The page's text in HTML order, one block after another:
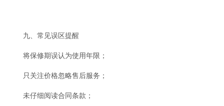
九、常见误区提醒
将保修期误认为使用年限；
只关注价格忽略售后服务；
未仔细阅读合同条款；